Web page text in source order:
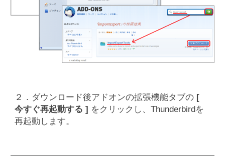
２．ダウンロード後アドオンの拡張機能タブの [
今すぐ再起動する ] をクリックし、Thunderbirdを
再起動します。